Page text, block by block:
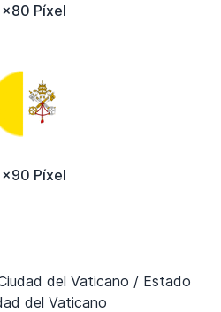
Píxel
Píxel
del Vaticano / Estado
del Vaticano